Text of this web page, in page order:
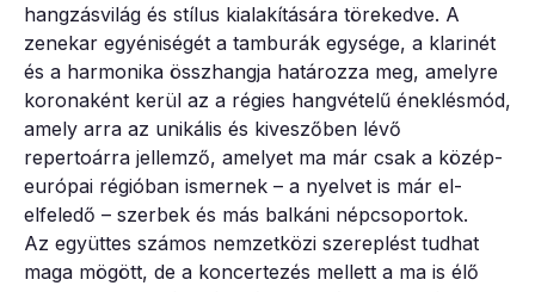
hangzásvilág és stílus kialakítására törekedve. A
zenekar egyéniségét a tamburák egysége, a klarinét
és a harmonika összhangja határozza meg, amelyre
koronaként kerül az a régies hangvételű éneklésmód,
amely arra az unikális és kiveszőben lévő
repertoárra jellemző, amelyet ma már csak a közép-
európai régióban ismernek – a nyelvet is már el-
elfeledő – szerbek és más balkáni népcsoportok.
Az együttes számos nemzetközi szereplést tudhat
maga mögött, de a koncertezés mellett a ma is élő